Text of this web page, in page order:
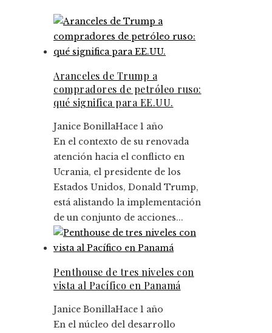
Aranceles de Trump a
compradores de petróleo ruso:
qué significa para EE.UU.
Janice BonillaHace 1 año
En el contexto de su renovada
atención hacia el conflicto en
Ucrania, el presidente de los
Estados Unidos, Donald Trump,
está alistando la implementación
de un conjunto de acciones...
Penthouse de tres niveles con
vista al Pacífico en Panamá
Janice BonillaHace 1 año
En el núcleo del desarrollo